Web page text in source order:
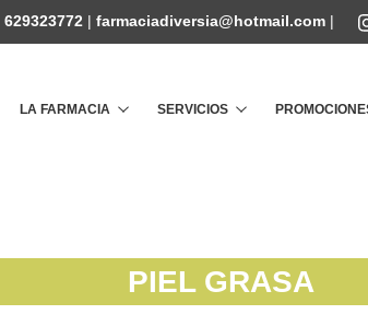
629323772| farmaciadiversia@hotmail.com|
LA FARMACIA SERVICIOS
PIEL GRASA